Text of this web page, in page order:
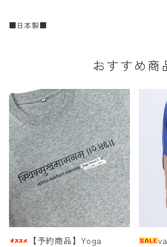
■日本製■
おすすめ商
【予約商品】Yoga